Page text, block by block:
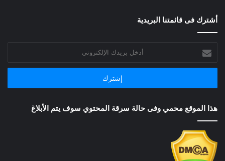
أشترك فى قائمتنا البريدية
بريدك
الإلكتروني
هذا الموقع محمي وفى حالة سرقة المحتوي سوف يتم الأبلاغ